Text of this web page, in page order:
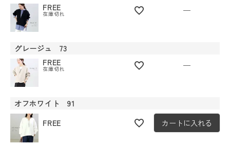
FREE
在庫切れ —
グレージュ 73
FREE
在庫切れ —
オフホワイト 91
FREE
カートに入れる